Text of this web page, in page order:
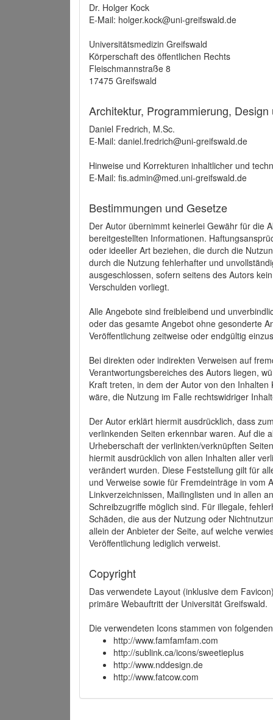
Dr. Holger Kock
E-Mail: holger.kock@uni-greifswald.de
Universitätsmedizin Greifswald
Körperschaft des öffentlichen Rechts
Fleischmannstraße 8
17475 Greifswald
Architektur, Programmierung,
Daniel Fredrich, M.Sc.
E-Mail: daniel.fredrich@uni-greifswald.de
Hinweise und Korrekturen inhaltlicher und
E-Mail: fis.admin@med.uni-greifswald.de
Bestimmungen und Gesetze
Der Autor übernimmt keinerlei Gewähr für die
bereitgestellten Informationen.
oder ideeller Art beziehen, die durch die
durch die Nutzung fehlerhafter und
ausgeschlossen, sofern seitens des Autors
Verschulden vorliegt.
Alle Angebote sind freibleibend und
oder das gesamte Angebot ohne gesonderte
Veröffentlichung zeitweise oder endgültig
Bei direkten oder indirekten Verweisen auf
Verantwortungsbereiches des Autors liegen,
Kraft treten, in dem der Autor von den
wäre, die Nutzung im Falle rechtswidriger
Der Autor erklärt hiermit ausdrücklich, dass
verlinkenden Seiten erkennbar waren. Auf die
Urheberschaft der verlinkten/verknüpften
hiermit ausdrücklich von allen Inhalten aller
verändert wurden. Diese Feststellung gilt für
und Verweise sowie für Fremdeinträge in vom
Linkverzeichnissen, Mailinglisten und in allen
Schreibzugriffe möglich sind. Für illegale,
Schäden, die aus der Nutzung oder
allein der Anbieter der Seite, auf welche
Veröffentlichung lediglich verweist.
Copyright
Das verwendete Layout (inklusive dem
primäre Webauftritt der Universität Greifswald.
Die verwendeten Icons stammen von
http://www.famfamfam.com
http://sublink.ca/icons/sweetieplus
http://www.nddesign.de
http://www.fatcow.com